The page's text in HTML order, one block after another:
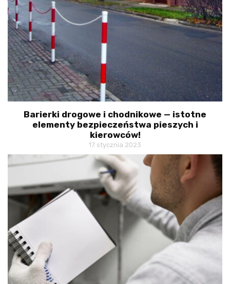
Barierki drogowe i chodnikowe — istotne
elementy bezpieczeństwa pieszych i
kierowców!
17 stycznia 2023